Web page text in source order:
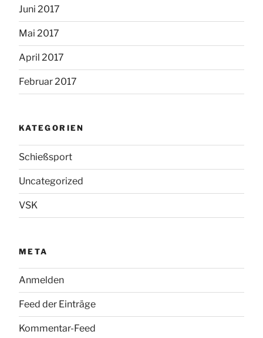
Juni 2017
Mai 2017
April 2017
Februar 2017
KATEGORIEN
Schießsport
Uncategorized
VSK
META
Anmelden
Feed der Einträge
Kommentar-Feed